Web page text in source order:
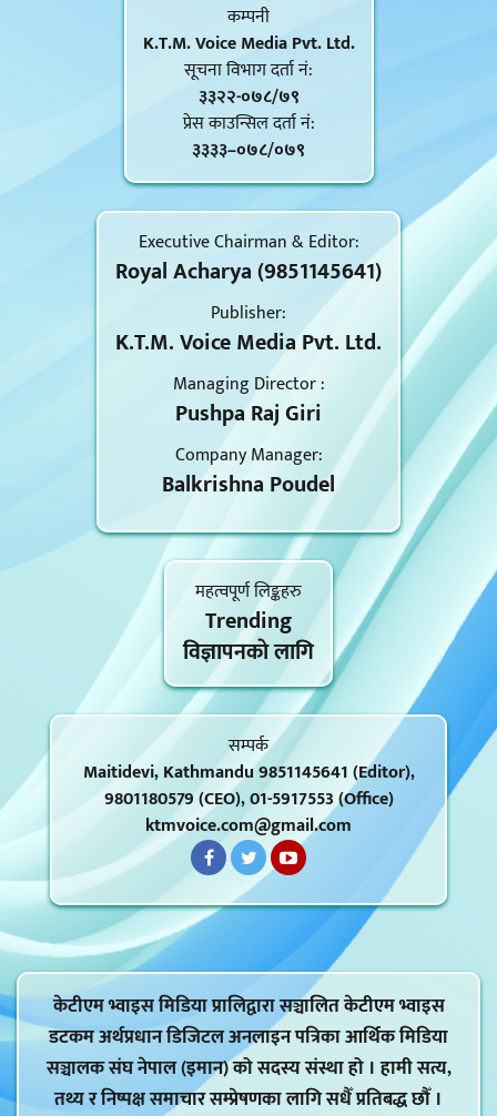
कम्पनी
K.T.M. Voice Media Pvt. Ltd.
सूचना विभाग दर्ता नं‍:
३३२२-०७८/७९
प्रेस काउन्सिल दर्ता नं‍:
३३३३–०७८/०७९
Executive Chairman & Editor:
Royal Acharya (9851145641)
Publisher:
K.T.M. Voice Media Pvt. Ltd.
Managing Director :
Pushpa Raj Giri
Company Manager:
Balkrishna Poudel
महत्वपूर्ण लिङ्कहरु
Trending
विज्ञापनकाे लागि
सम्पर्क
Maitidevi, Kathmandu 9851145641 (Editor),
9801180579 (CEO), 01-5917553 (Office)
ktmvoice.com@gmail.com
केटीएम भ्वाइस मिडिया प्रालिद्वारा सञ्चालित केटीएम भ्वाइस
डटकम अर्थप्रधान डिजिटल अनलाइन पत्रिका आर्थिक मिडिया
सञ्चालक संघ नेपाल (इमान) को सदस्य संस्था हो । हामी सत्य,
तथ्य र निष्पक्ष समाचार सम्प्रेषणका लागि सधैँ प्रतिबद्ध छौँ ।